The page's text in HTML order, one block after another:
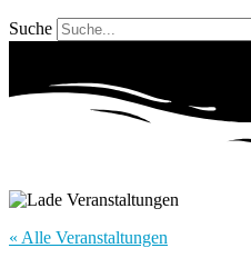
Suche
« Alle Veranstaltungen